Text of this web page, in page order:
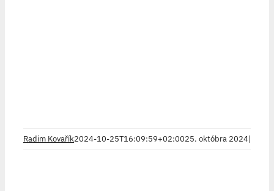
Radim Kovařík2024-10-25T16:09:59+02:0025. októbra 2024|